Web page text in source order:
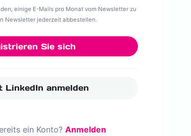
einige E-Mails pro Monat vom Newsletter zu
Newsletter jederzeit abbestellen.
Sie sich
LinkedIn anmelden
ein Konto? Anmelden